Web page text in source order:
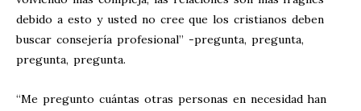
debido a esto y usted no cree que los cristianos deben
buscar consejería profesional” -pregunta, pregunta,
pregunta, pregunta.
“Me pregunto cuántas otras personas en necesidad han